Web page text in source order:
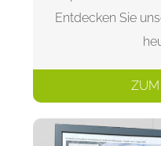
Entdecken Sie
ZUM